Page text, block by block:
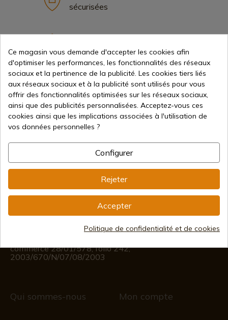
sécurisées
Information
info@aceros-de-hispania.com
(+34)978 877 088
Informations sur le client
Du lundi au vendredi de 09h00 à 15h00
Registre du commerce
commerce 28/01/578, folio 242,
2003/670/N/07/08/2003
Qui sommes-nous Mon compte
Ce magasin vous demande d'accepter les cookies afin
d'optimiser les performances, les fonctionnalités des réseaux
sociaux et la pertinence de la publicité. Les cookies tiers liés
aux réseaux sociaux et à la publicité sont utilisés pour vous
offrir des fonctionnalités optimisées sur les réseaux sociaux,
ainsi que des publicités personnalisées. Acceptez-vous ces
cookies ainsi que les implications associées à l'utilisation de
vos données personnelles ?
Configurer
Rejeter
Accepter
Politique de confidentialité et de cookies